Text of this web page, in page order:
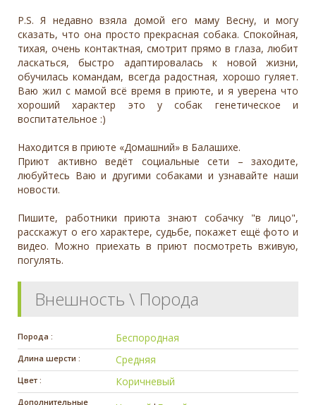
P.S. Я недавно взяла домой его маму Весну, и могу
сказать, что она просто прекрасная собака. Спокойная,
тихая, очень контактная, смотрит прямо в глаза, любит
ласкаться, быстро адаптировалась к новой жизни,
обучилась командам, всегда радостная, хорошо гуляет.
Ваю жил с мамой всё время в приюте, и я уверена что
хороший характер это у собак генетическое и
воспитательное :)
Находится в приюте «Домашний» в Балашихе.
Приют активно ведёт социальные сети – заходите,
любуйтесь Ваю и другими собаками и узнавайте наши
новости.
Пишите, работники приюта знают собачку "в лицо",
расскажут о его характере, судьбе, покажет ещё фото и
видео. Можно приехать в приют посмотреть вживую,
погулять.
Внешность \ Порода
Порода : Беспородная
Длина шерсти : Средняя
Цвет : Коричневый
Дополнительные